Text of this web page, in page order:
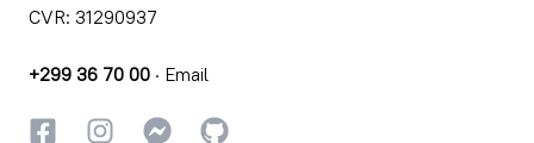
CVR: 31290937
+299 36 70 00 · Email
FacebookInstagramInstagram
GitHub